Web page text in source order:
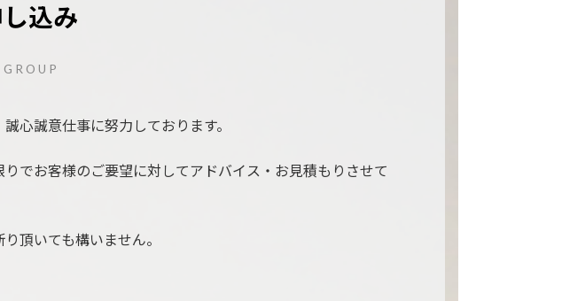
込み
心誠意仕事に努力しております。
でお客様のご要望に対してアドバイス・お見積もりさせて
頂いても構いません。